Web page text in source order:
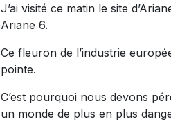
J’ai visité ce matin le site
Ariane 6.
Ce fleuron de l’industrie
pointe.
C’est pourquoi nous devons
un monde de plus en plus